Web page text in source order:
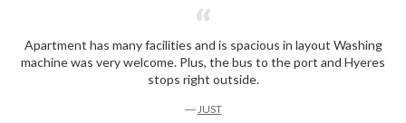
Apartment has many facilities and is spacious in layout Washing
machine was very welcome. Plus, the bus to the port and Hyeres
stops right outside.
― JUST